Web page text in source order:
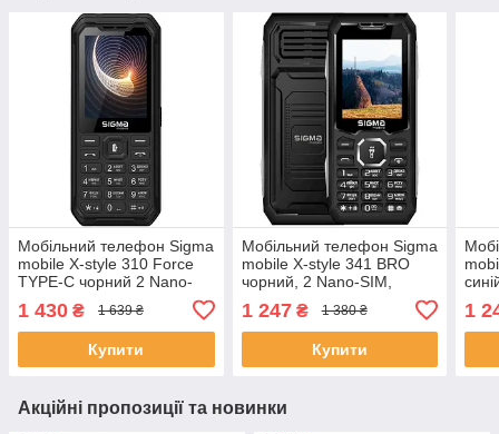
Мобільний телефон Sigma
mobile X-style 310 Force
TYPE-C чорний 2 Nano-
1 430 ₴ 1 639 ₴
Купити
Мобільний телефон Sigma
mobile X-style 341 BRO
чорний, 2 Nano-SIM,
дисплей 2.4" кольоровий
(240x320), моноблок,
підтримка microSD
1 247₴ 1 380 ₴
Купити
1
Акційні пропозиції та новинки